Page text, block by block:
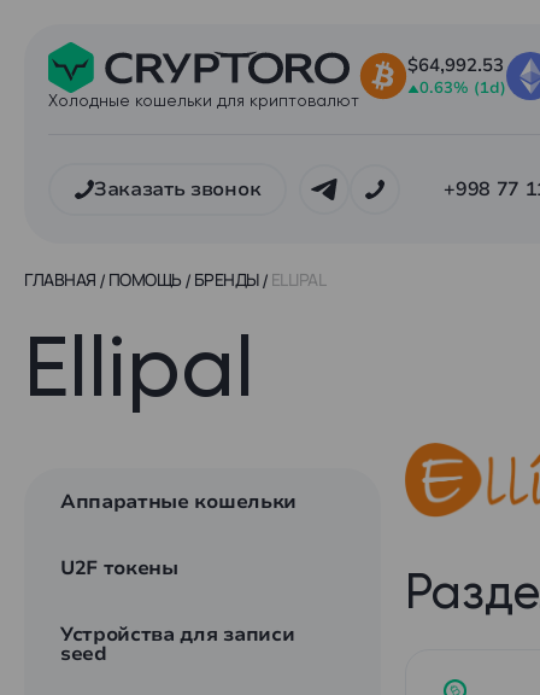
Холодные кошельки для криптовалют
$64,992.53
0.63% (1d)
Заказать звонок +998 77
ГЛАВНАЯ ПОМОЩЬ БРЕНДЫ ELLIPAL
Ellipal
Аппаратные кошельки
U2F токены
Устройства для записи
seed